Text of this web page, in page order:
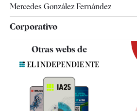
Mercedes González Fernández
Corporativo
Quiénes somos
Otras webs de